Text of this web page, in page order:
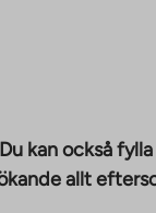
kan också
allt